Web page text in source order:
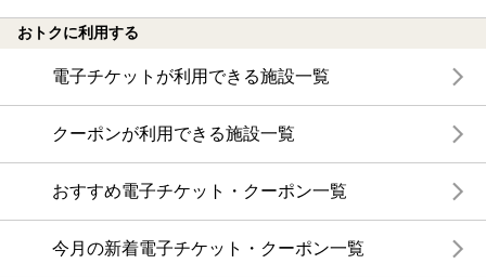
おトクに利用する
電子チケットが利用できる施設一覧
クーポンが利用できる施設一覧
おすすめ電子チケット・クーポン一覧
今月の新着電子チケット・クーポン一覧